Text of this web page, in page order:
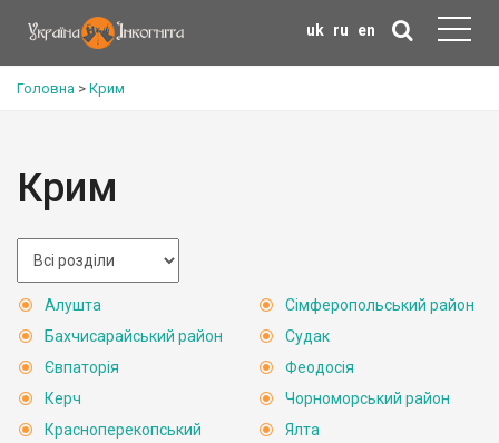
uk ru en
Головна > Крим
Крим
Алушта
Бахчисарайський район
Євпаторія
Керч
Красноперекопський
Сімферопольський район
Судак
Феодосія
Чорноморський район
Ялта